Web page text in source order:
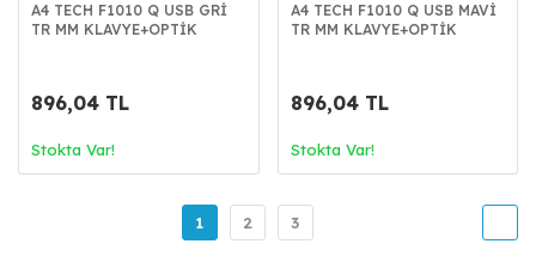
A4 TECH F1010 Q USB GRİ
TR MM KLAVYE+OPTİK
896,04 TL
Stokta Var!
A4 TECH F1010 Q USB MAVİ
TR MM KLAVYE+OPTİK
896,04 TL
Stokta Var!
1 2 3